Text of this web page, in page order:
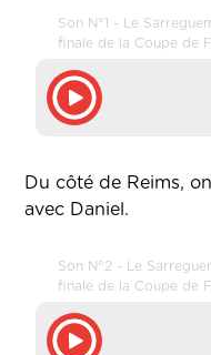
Son N°1 - Le
finale de la Coupe de
Du côté de Reims,
avec Daniel.
Son N°2 - Le
finale de la Coupe de